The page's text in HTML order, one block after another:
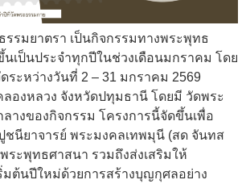
รรมยาตรา เป็นกิจกรรมทางพระพุทธ
เป็นประจำทุกปีในช่วงเดือนมกราคม โดย
ระหว่างวันที่ 2 – 31 มกราคม 2569
องหลวง จังหวัดปทุมธานี โดยมี วัดพระ
างของกิจกรรม โครงการนี้จัดขึ้นเพื่อ
นียาจารย์ พระมงคลเทพมุนี (สด จันทส
ระพุทธศาสนา รวมถึงส่งเสริมให้
ต้นปีใหม่ด้วยการสร้างบุญกุศลอย่าง